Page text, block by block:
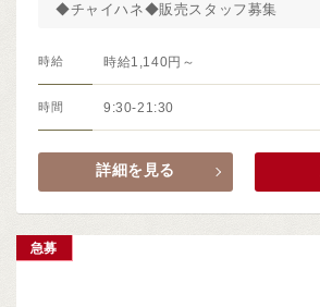
◆チャイハネ◆販売スタッフ募集
時給 時給1,140円～
時間 9:30-21:30
詳細を見る
急募